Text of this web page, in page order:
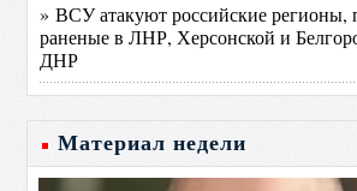
» ВСУ атакуют российские регионы,
раненые в ЛНР, Херсонской и
ДНР
Материал недели